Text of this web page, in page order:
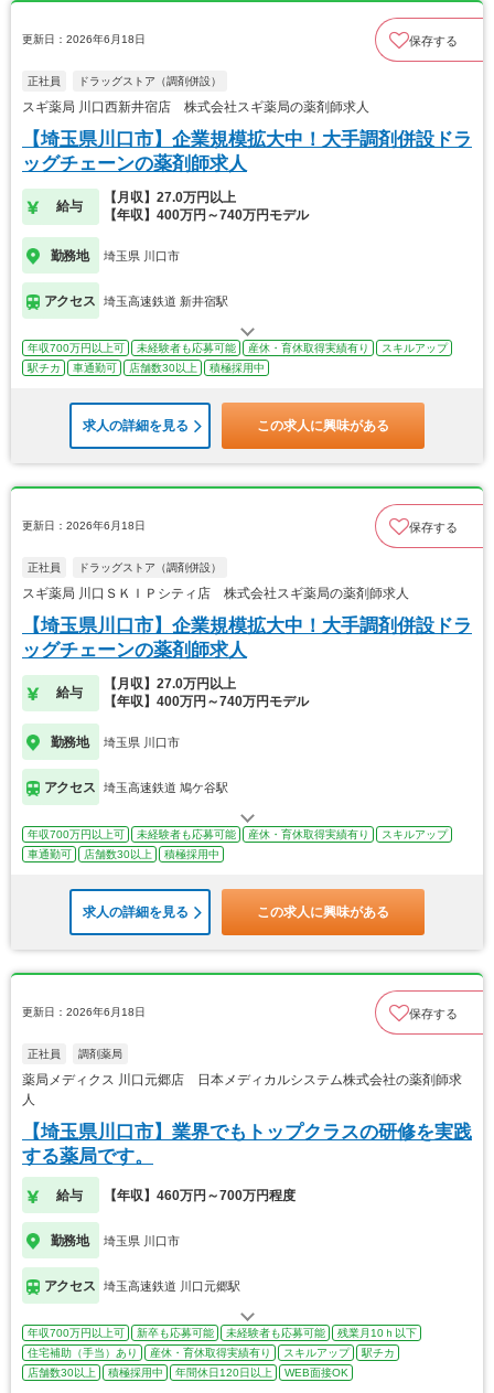
更新日：2026年6月18日 保存する
正社員 ドラッグストア（調剤併設）
スギ薬局 川口西新井宿店 株式会社スギ薬局の薬剤師求人
【埼玉県川口市】企業規模拡大中！大手調剤併設ドラ
ッグチェーンの薬剤師求人
給与
【月収】27.0万円以上
【年収】400万円～740万円モデル
勤務地 埼玉県 川口市
アクセス 埼玉高速鉄道 新井宿駅
年収700万円以上可 未経験者も応募可能 産休・育休取得実績有り
スキルアップ
駅チカ
車通勤可 店舗数30以上 積極採用中
求人の詳細を見る この求人に興味がある
更新日：2026年6月18日 保存する
正社員 ドラッグストア（調剤併設）
スギ薬局 川口ＳＫＩＰシティ店 株式会社スギ薬局の薬剤師求人
【埼玉県川口市】企業規模拡大中！大手調剤併設ドラ
ッグチェーンの薬剤師求人
給与
【月収】27.0万円以上
【年収】400万円～740万円モデル
勤務地 埼玉県 川口市
アクセス 埼玉高速鉄道 鳩ケ谷駅
年収700万円以上可 未経験者も応募可能 産休・育休取得実績有り
スキルアップ
車通勤可
店舗数30以上 積極採用中
求人の詳細を見る この求人に興味がある
更新日：2026年6月18日 保存する
正社員 調剤薬局
薬局メディクス 川口元郷店 日本メディカルシステム株式会社の薬剤師求
人
【埼玉県川口市】業界でもトップクラスの研修を実践
する薬局です。
給与 【年収】460万円～700万円程度
勤務地 埼玉県 川口市
アクセス 埼玉高速鉄道 川口元郷駅
年収700万円以上可 新卒も応募可能 未経験者も応募可能
残業月10ｈ以下
住宅補助（手当）あり
産休・育休取得実績有り スキルアップ
駅チカ
店舗数30以上
積極採用中 年間休日120日以上 WEB面接OK